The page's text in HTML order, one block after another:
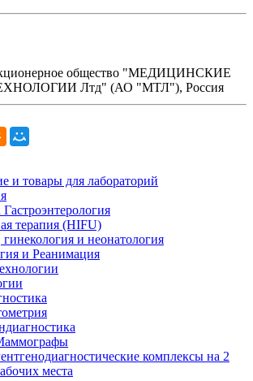
общество "МЕДИЦИНСКИЕ
Лтд" (АО "МТЛ"), Россия
и товары для лабораторий
терапия (HIFU)
и неонатология
и Реанимация
комплексы на 2
места